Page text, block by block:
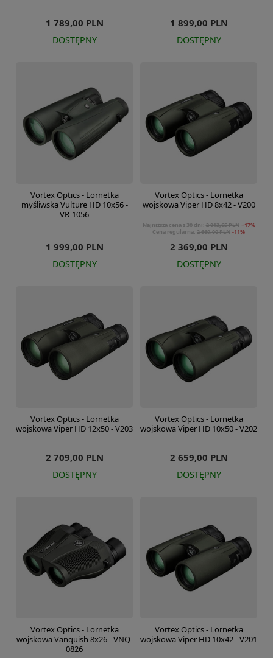
1 789,00 PLN
DOSTĘPNY
1 899,00 PLN
DOSTĘPNY
Vortex Optics - Lornetka
myśliwska Vulture HD 10x56 -
VR-1056
1 999,00 PLN
DOSTĘPNY
Vortex Optics - Lornetka
wojskowa Viper HD 8x42 - V200
2 369,00 PLN
Najniższa cena z 30 dni: 2 013,65 PLN +17%
Cena regularna: 2 669,00 PLN -11%
DOSTĘPNY
Vortex Optics - Lornetka
wojskowa Viper HD 12x50 - V203
2 709,00 PLN
DOSTĘPNY
Vortex Optics - Lornetka
wojskowa Viper HD 10x50 - V202
2 659,00 PLN
DOSTĘPNY
Vortex Optics - Lornetka
wojskowa Vanquish 8x26 - VNQ-
0826
Vortex Optics - Lornetka
wojskowa Viper HD 10x42 - V201